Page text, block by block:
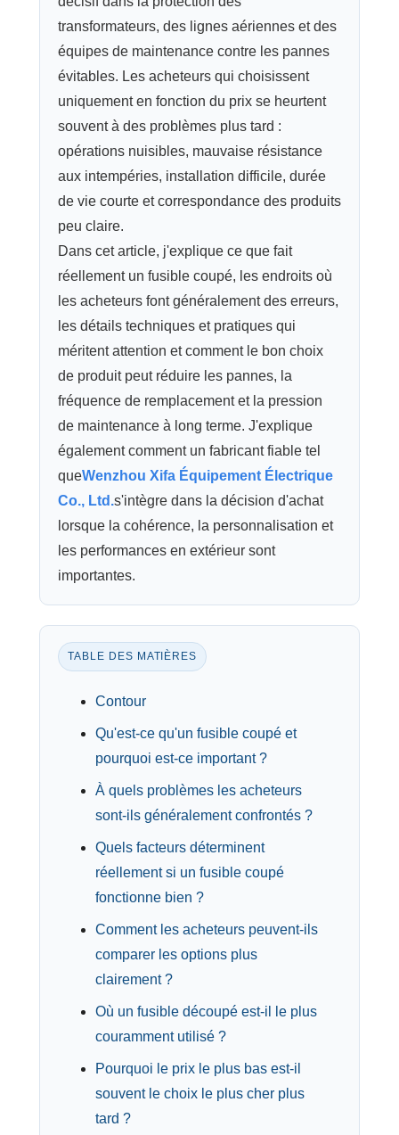
transformateurs, des lignes aériennes et des
équipes de maintenance contre les pannes
évitables. Les acheteurs qui choisissent
uniquement en fonction du prix se heurtent
souvent à des problèmes plus tard :
opérations nuisibles, mauvaise résistance
aux intempéries, installation difficile, durée
de vie courte et correspondance des produits
peu claire.
Dans cet article, j'explique ce que fait
réellement un fusible coupé, les endroits où
les acheteurs font généralement des erreurs,
les détails techniques et pratiques qui
méritent attention et comment le bon choix
de produit peut réduire les pannes, la
fréquence de remplacement et la pression
de maintenance à long terme. J'explique
également comment un fabricant fiable tel
queWenzhou Xifa Équipement Électrique
Co., Ltd.s'intègre dans la décision d'achat
lorsque la cohérence, la personnalisation et
les performances en extérieur sont
importantes.
TABLE DES MATIÈRES
Contour
Qu'est-ce qu'un fusible coupé et
pourquoi est-ce important ?
À quels problèmes les acheteurs
sont-ils généralement confrontés ?
Quels facteurs déterminent
réellement si un fusible coupé
fonctionne bien ?
Comment les acheteurs peuvent-ils
comparer les options plus
clairement ?
Où un fusible découpé est-il le plus
couramment utilisé ?
Pourquoi le prix le plus bas est-il
souvent le choix le plus cher plus
tard ?